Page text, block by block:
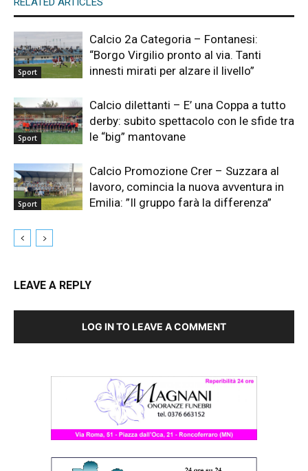
Sport
Calcio 2a Categoria – Fontanesi:
“Borgo Virgilio pronto al via. Tanti
innesti mirati per alzare il livello”
Sport
Calcio dilettanti – E’ una Coppa a tutto
derby: subito spettacolo con le sfide tra
le “big” mantovane
Sport
Calcio Promozione Crer – Suzzara al
lavoro, comincia la nuova avventura in
Emilia: ”Il gruppo farà la differenza”
LEAVE A REPLY
LOG IN TO LEAVE A COMMENT